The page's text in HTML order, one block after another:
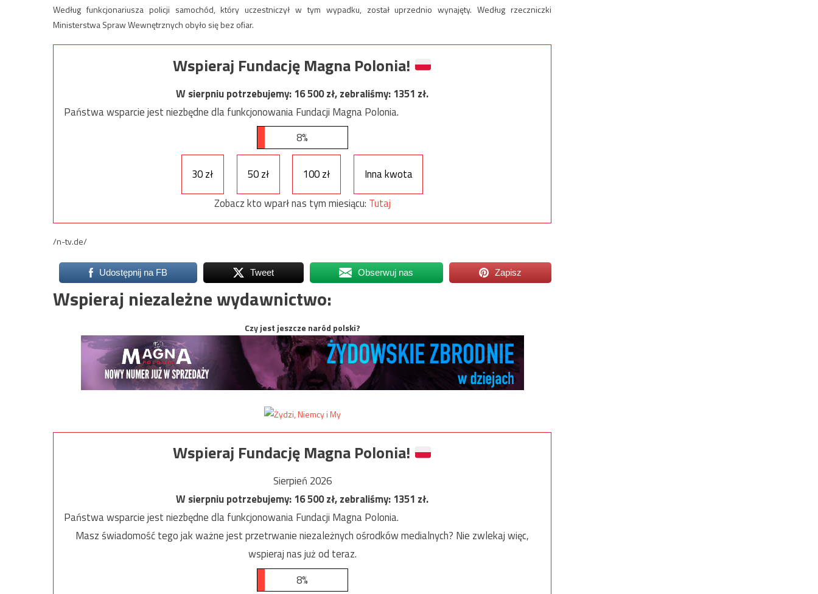
Według funkcjonariusza policji samochód, który uczestniczył w tym wypadku, został uprzednio wynajęty. Według rzeczniczki
Ministerstwa Spraw Wewnętrznych obyło się bez ofiar.
Wspieraj Fundację Magna Polonia!
W sierpniu potrzebujemy:16 500zł, zebraliśmy:1351 zł.
Państwa wsparcie jest niezbędne dla funkcjonowania Fundacji Magna Polonia.
8%
30 zł 50 zł 100 zł
Inna kwota
Zobacz kto wparł nas tym miesiącu: Tutaj
/n-tv.de/
Udostępnij na FB Tweet Obserwuj nas Zapisz
Wspieraj niezależne wydawnictwo:
Czy jest jeszcze naród polski?
Wspieraj Fundację Magna Polonia!
Sierpień 2026
W sierpniu potrzebujemy:16 500zł, zebraliśmy:1351 zł.
Państwa wsparcie jest niezbędne dla funkcjonowania Fundacji Magna Polonia.
Masz świadomość tego jak ważne jest przetrwanie niezależnych ośrodków medialnych? Nie zwlekaj więc,
wspieraj nas już od teraz.
8%